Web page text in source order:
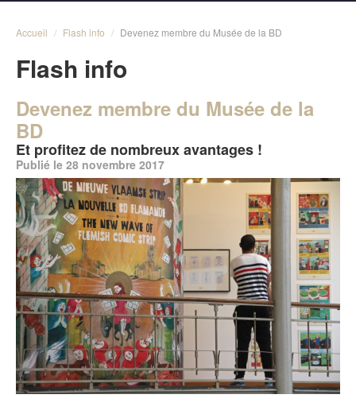
Accueil / Flash info / Devenez membre du Musée de la BD
Flash info
Devenez membre du Musée de la
BD
Et profitez de nombreux avantages !
Publié le 28 novembre 2017